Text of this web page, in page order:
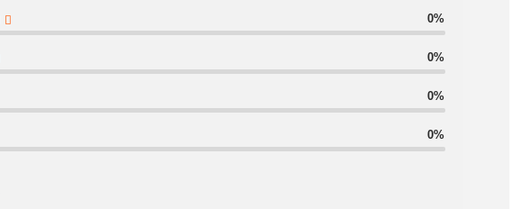
0%
0%
0%
0%